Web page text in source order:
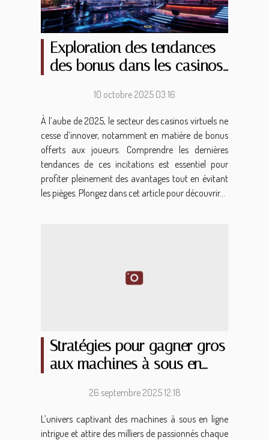
Exploration des tendances
des bonus dans les casinos
10 octobre 2025 03:16
À l’aube de 2025, le secteur des casinos virtuels ne
cesse d’innover, notamment en matière de bonus
offerts aux joueurs. Comprendre les dernières
tendances de ces incitations est essentiel pour
profiter pleinement des avantages tout en évitant
les pièges. Plongez dans cet article pour découvrir...
Stratégies pour gagner gros
aux machines à sous en
26 septembre 2025 12:18
L’univers captivant des machines à sous en ligne
intrigue et attire des milliers de passionnés chaque